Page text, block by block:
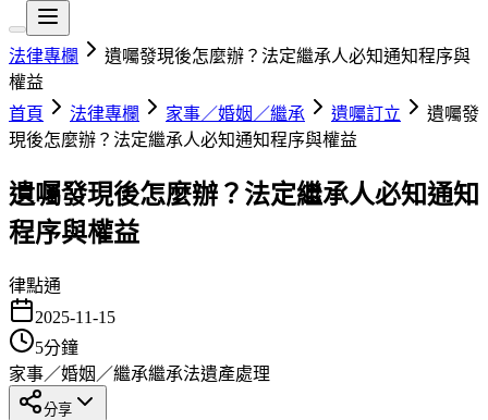
法律專欄
遺囑發現後怎麼辦？法定繼承人必知通知程序與
權益
首頁
法律專欄 家事／婚姻／繼承 遺囑訂立
遺囑發
現後怎麼辦？法定繼承人必知通知程序與權益
遺囑發現後怎麼辦？法定繼承人必知通知
程序與權益
律點通
2025-11-15
5分鐘
家事／婚姻／繼承繼承法遺產處理
分享